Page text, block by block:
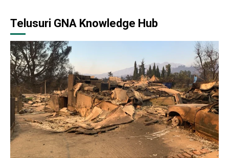
Telusuri GNA Knowledge Hub